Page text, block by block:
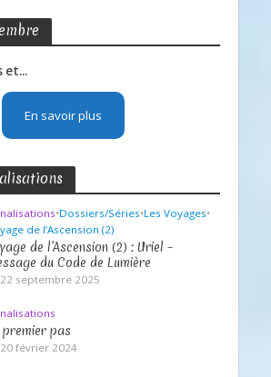
et...
En savoir plus
•Dossiers/Séries•Les Voyages•
de l’Ascension (2)
de l’Ascension (2) : Uriel –
du Code de Lumière
22 septembre 2025
premier pas
20 février 2024